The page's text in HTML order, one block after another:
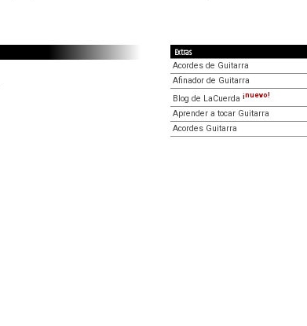
Extras
Acordes de Guitarra
Afinador de Guitarra
Blog de LaCuerda ¡nuevo!
Aprender a tocar Guitarra
Acordes Guitarra